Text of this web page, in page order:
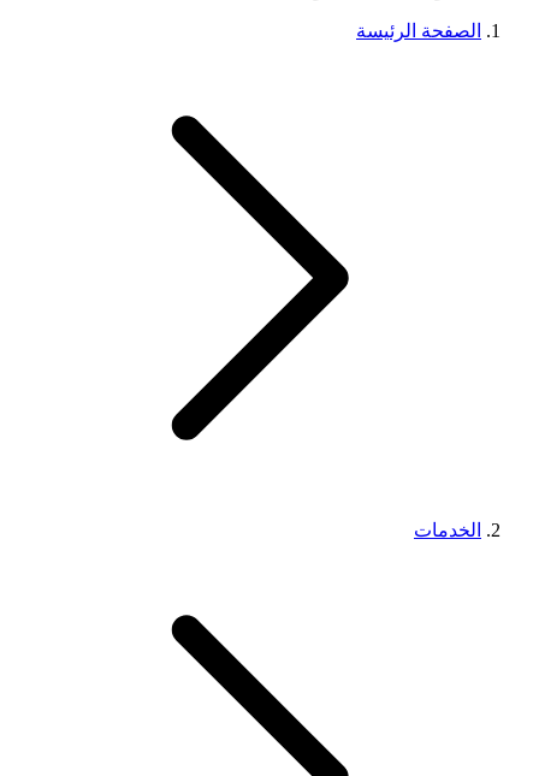
الصفحة الرئيسة
الخدمات